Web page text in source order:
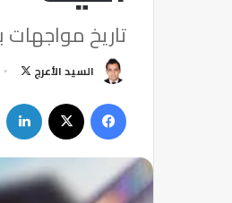
تاريخ مواجهات
السيد الأعرج
ب
ع
ع
ل